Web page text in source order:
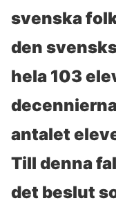
svenska
den
hela 103
antalet
Till denna
det beslut